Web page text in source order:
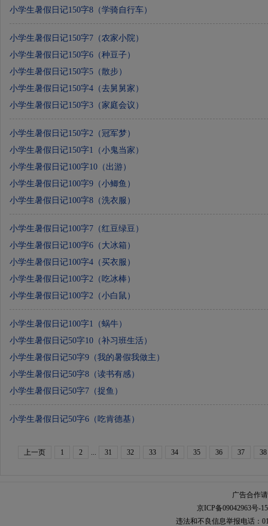
小学生暑假日记150字8（学骑自行车）
小学生暑假日记150字7（农家小院）
小学生暑假日记150字6（种豆子）
小学生暑假日记150字5（散步）
小学生暑假日记150字4（去舅舅家）
小学生暑假日记150字3（家庭会议）
小学生暑假日记150字2（冠军梦）
小学生暑假日记150字1（小鬼当家）
小学生暑假日记100字10（出游）
小学生暑假日记100字9（小鲫鱼）
小学生暑假日记100字8（洗衣服）
小学生暑假日记100字7（红豆绿豆）
小学生暑假日记100字6（大冰箱）
小学生暑假日记100字4（买衣服）
小学生暑假日记100字2（吃冰棒）
小学生暑假日记100字2（小白鼠）
小学生暑假日记100字1（蜗牛）
小学生暑假日记50字10（补习班生活）
小学生暑假日记50字9（我的暑假我做主）
小学生暑假日记50字8（读书有感）
小学生暑假日记50字7（捉鱼）
小学生暑假日记50字6（吃肯德基）
上一页 1 2 ... 31 32 33 34 35 36 37 38
广告合作
京ICP备09042963号-15
违法和不良信息举报电话：